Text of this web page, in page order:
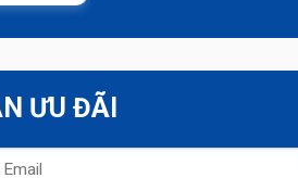
ƯU ĐÃI